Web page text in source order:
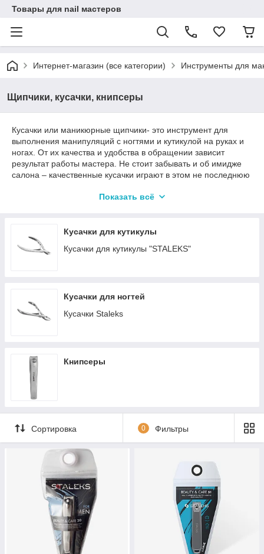
Товары для nail мастеров
Интернет-магазин (все категории) Инструменты для
Щипчики, кусачки, книпсеры
Кусачки или маникюрные щипчики- это инструмент для
выполнения манипуляций с ногтями и кутикулой на руках и
ногах. От их качества и удобства в обращении зависит
результат работы мастера. Не стоит забывать и об имидже
салона – качественные кусачки играют в этом не последнюю
Советы по выбору кусачек для кутикулы:
Всегда интересуйтесь материалом из которого изготовлен
инструмент. Отдавайте предпочтение нержавеющей стали –
этот металл выдержит и заточку, и любую дезинфекцию –
«разболтанный». Для этого обратите внимание на пружину
кусачек. Она бывает трех видов: одинарная, двойная и
спиральная. Более плавной считается двойная пружина, но
●Длинна режущей кромки.
Щипчики для кутикулы могут иметь длину режущих лезвий от
4-х до 12 мм.
однако если нажать чуть сильнее, он должен полностью
исчезать. Полотна должны смыкаться от кончика к «пятке»
имеют никаких лишних зазубринок или царапин. Если такие
дефекты появились после использования инструмента –
необходимо нести его на заточку.
●Качество заточки.
Кусачки не должны щипать или рвать кожу кутикулы, а только
плавно срезать. их
Показать всё
Кусачки для кутикулы
Кусачки для кутикулы "STALEKS"
Кусачки для ногтей
Кусачки Staleks
Книпсеры
Сортировка 0 Фильтры